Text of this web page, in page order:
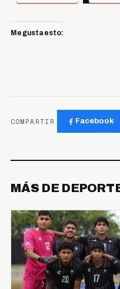
Me gusta esto:
COMPARTIR Facebook
MÁS DE